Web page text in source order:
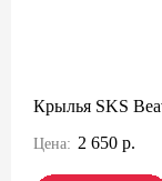
Крылья SKS
Цена: 2 650 р.